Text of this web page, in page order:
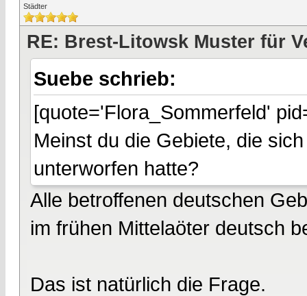
Städter
RE: Brest-Litowsk Muster für
Suebe schrieb:
[quote='Flora_Sommerfeld'
Meinst du die Gebiete, die
unterworfen hatte?
Alle betroffenen deutschen
im frühen Mittelaöter deutsch
Das ist natürlich die Frage.